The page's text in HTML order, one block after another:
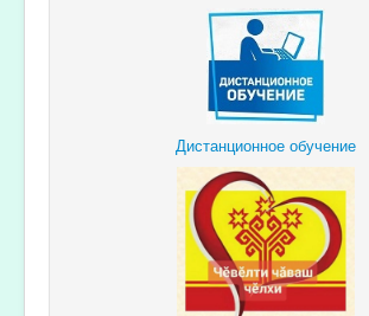
Дистанционное обучение